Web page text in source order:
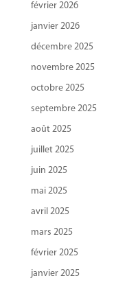
février 2026
janvier 2026
décembre 2025
novembre 2025
octobre 2025
septembre 2025
août 2025
juillet 2025
juin 2025
mai 2025
avril 2025
mars 2025
février 2025
janvier 2025